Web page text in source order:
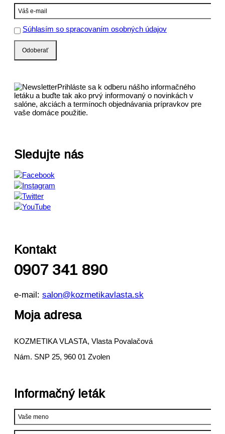
Súhlasím so spracovaním osobných údajov
Prihláste sa k odberu nášho informačného
letáku a buďte tak ako prvý informovaný o novinkách v
salóne, akciách a termínoch objednávania prípravkov pre
vaše domáce použitie.
Sledujte nás
Kontakt
0907 341 890
e-mail: salon@kozmetikavlasta.sk
Moja adresa
KOZMETIKA VLASTA, Vlasta Povalačová
Nám. SNP 25, 960 01 Zvolen
Informačný leták